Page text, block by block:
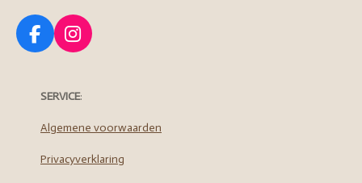
F
a
e
o
k
I
n
t
g
a
SERVICE:
Algemene voorwaarden
Privacyverklaring